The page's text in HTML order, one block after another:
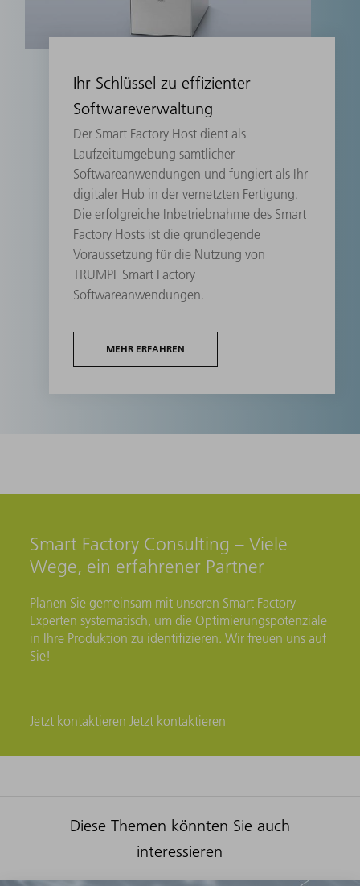
Ihr Schlüssel zu effizienter
Softwareverwaltung
Der Smart Factory Host dient als
Laufzeitumgebung sämtlicher
Softwareanwendungen und fungiert als Ihr
digitaler Hub in der vernetzten Fertigung.
Die erfolgreiche Inbetriebnahme des Smart
Factory Hosts ist die grundlegende
Voraussetzung für die Nutzung von
TRUMPF Smart Factory
Softwareanwendungen.
MEHR ERFAHREN
Smart Factory Consulting – Viele
Wege, ein erfahrener Partner
Planen Sie gemeinsam mit unseren Smart Factory
Experten systematisch, um die Optimierungspotenziale
in Ihre Produktion zu identifizieren. Wir freuen uns auf
Sie!
Jetzt kontaktierenJetzt kontaktieren
Diese Themen könnten Sie auch
interessieren